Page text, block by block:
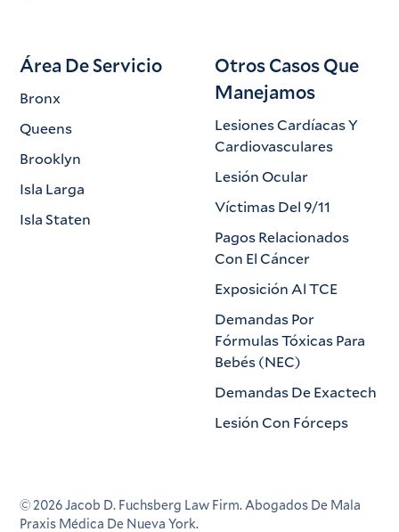
Área De Servicio
Bronx
Queens
Brooklyn
Isla Larga
Isla Staten
Otros Casos Que
Manejamos
Lesiones Cardíacas Y
Cardiovasculares
Lesión Ocular
Víctimas Del 9/11
Pagos Relacionados
Con El Cáncer
Exposición Al TCE
Demandas Por
Fórmulas Tóxicas Para
Bebés (NEC)
Demandas De Exactech
Lesión Con Fórceps
©2026Jacob D. Fuchsberg Law Firm. Abogados De Mala
Praxis Médica De Nueva York.